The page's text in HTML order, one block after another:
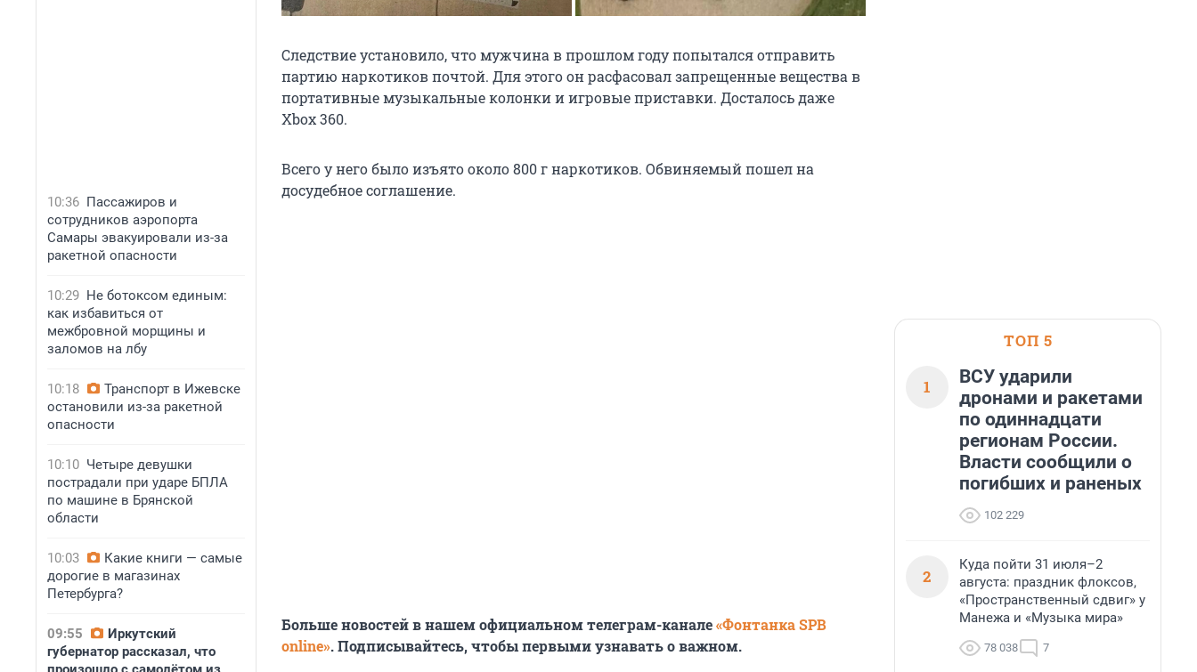
10:36 Пассажиров и
сотрудников аэропорта
Самары эвакуировали из-за
ракетной опасности
10:29 Не ботоксом единым:
как избавиться от
межбровной морщины и
заломов на лбу
10:18
Транспорт в Ижевске
остановили из-за ракетной
опасности
10:10 Четыре девушки
пострадали при ударе БПЛА
по машине в Брянской
области
10:03
Какие книги — самые
дорогие в магазинах
Петербурга?
09:55
Иркутский
губернатор рассказал, что
Следствие установило, что мужчина в прошлом году попытался отправить
партию наркотиков почтой. Для этого он расфасовал запрещенные вещества в
портативные музыкальные колонки и игровые приставки. Досталось даже
Xbox 360.
Всего у него было изъято около 800 г наркотиков. Обвиняемый пошел на
досудебное соглашение.
Больше новостей в нашем официальном телеграм-канале«Фонтанка SPB
online». Подписывайтесь, чтобы первыми узнавать о важном.
ТОП 5
1
ВСУ ударили
дронами и ракетами
по одиннадцати
регионам России.
Власти сообщили о
погибших и раненых
102 229
2
Куда пойти 31 июля–2
августа: праздник флоксов,
«Пространственный сдвиг» у
Манежа и «Музыка мира»
78 038 7